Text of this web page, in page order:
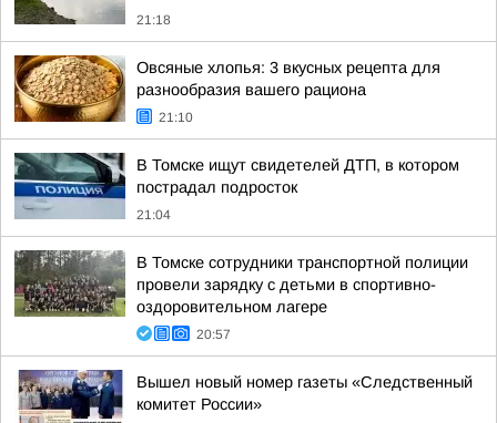
21:18
Овсяные хлопья: 3 вкусных рецепта для
разнообразия вашего рациона
21:10
В Томске ищут свидетелей ДТП, в котором
пострадал подросток
21:04
В Томске сотрудники транспортной полиции
провели зарядку с детьми в спортивно-
оздоровительном лагере
20:57
Вышел новый номер газеты «Следственный
комитет России»